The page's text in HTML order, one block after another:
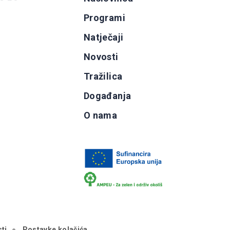
Programi
Natječaji
Novosti
Tražilica
Događanja
O nama